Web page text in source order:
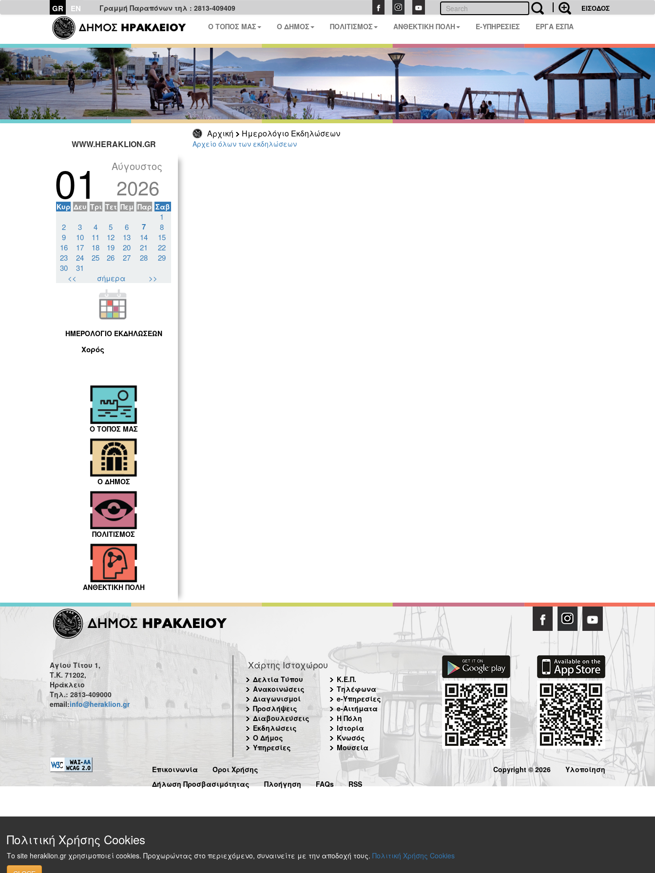
GR EN Γραμμή Παραπόνων τηλ : 2813-409409 ΕΙΣΟΔΟΣ
Ο ΤΟΠΟΣ ΜΑΣ Ο ΔΗΜΟΣ ΠΟΛΙΤΙΣΜΟΣ ΑΝΘΕΚΤΙΚΗ ΠΟΛΗ E-ΥΠΗΡΕΣΙΕΣ ΕΡΓΑ ΕΣΠΑ
Αρχική
Ημερολόγιο Εκδηλώσεων
WWW.HERAKLION.GR
01 Αύγουστος
2026
Κυρ Δευ Τρι Τετ Πεμ Παρ Σαβ
1
2
3 4 5 6 7
8
9
10 11 12 13 14
15
16
17 18 19 20 21
22
23
24 25 26 27 28
29
30
31
<<
σήμερα >>
ΗΜΕΡΟΛΟΓΙΟ ΕΚΔΗΛΩΣΕΩΝ
Χορός
Ο ΤΟΠΟΣ ΜΑΣ
Ο ΔΗΜΟΣ
ΠΟΛΙΤΙΣΜΟΣ
ΑΝΘΕΚΤΙΚΗ ΠΟΛΗ
Αρχείο όλων των εκδηλώσεων
Αγίου Τίτου 1,
Τ.Κ. 71202,
Ηράκλειο
Τηλ.: 2813-409000
email:info@heraklion.gr
Χάρτης Ιστοχώρου
Δελτία Τύπου
Ανακοινώσεις
Διαγωνισμοί
Προσλήψεις
Διαβουλεύσεις
Εκδηλώσεις
Ο Δήμος
Υπηρεσίες
Κ.Ε.Π.
Τηλέφωνα
e-Υπηρεσίες
e-Αιτήματα
Η Πόλη
Ιστορία
Κνωσός
Μουσεία
Επικοινωνία
Όροι Χρήσης
Δήλωση Προσβασιμότητας
Πλοήγηση FAQs RSS
Copyright © 2026 Υλοποίηση
Πολιτική Χρήσης Cookies
Το site heraklion.gr χρησιμοποιεί cookies. Προχωρώντας στο περιεχόμενο, συναινείτε με την αποδοχή τους. Πολιτική Χρήσης Cookies